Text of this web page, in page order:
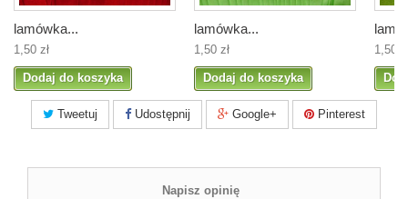
lamówka...
1,50 zł
Dodaj do koszyka
lamówka...
1,50 zł
Dodaj do koszyka
1,50
Tweetuj Udostępnij Google+ Pinterest
Napisz opinię